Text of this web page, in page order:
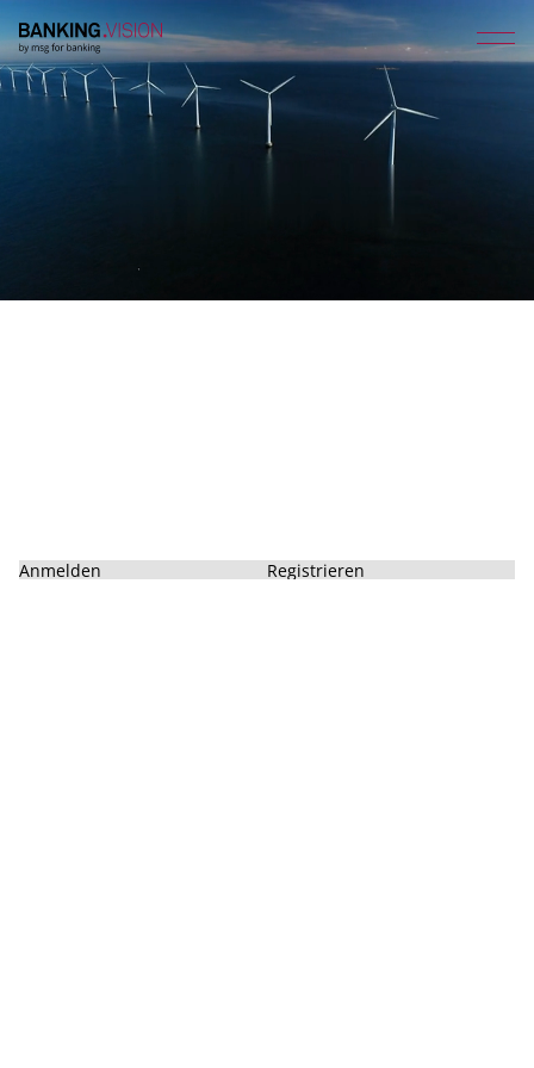
Anmelden Registrieren